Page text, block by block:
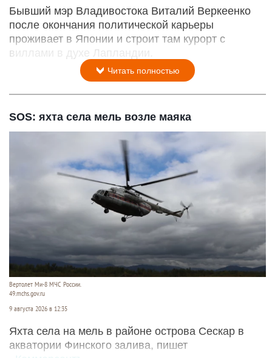
Бывший мэр Владивостока Виталий Веркеенко
после окончания политической карьеры
проживает в Японии и строит там курорт с
виллами в духе Лапландии.
Читать полностью
SOS: яхта села мель возле маяка
Вертолет Ми-8 МЧС России.
49.mchs.gov.ru
9 августа 2026 в 12:35
Яхта села на мель в районе острова Сескар в
акватории Финского залива, пишет